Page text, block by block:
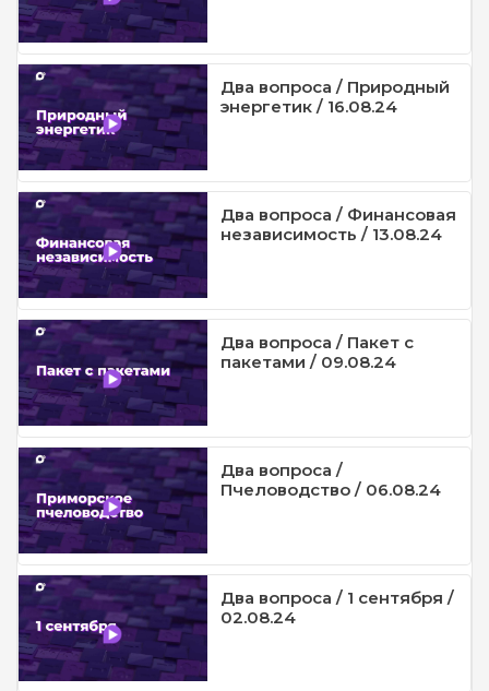
Два вопроса / Природный
энергетик / 16.08.24
Два вопроса / Финансовая
независимость / 13.08.24
Два вопроса / Пакет с
пакетами / 09.08.24
Два вопроса /
Пчеловодство / 06.08.24
Два вопроса / 1 сентября /
02.08.24